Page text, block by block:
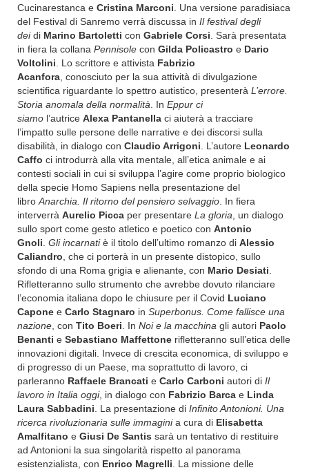
Cucinarestanca e Cristina Marconi . Una versione paradisiaca
del Festival di Sanremo verrà discussa in Il festival degli
deidi Marino Bartoletti con Gabriele Corsi . Sarà presentata
in fiera la collana Pennisole con Gilda Policastro e Dario
Voltolini
Lo scrittore e attivista Fabrizio
Acanfora conosciuto per la sua attività di divulgazione
scientifica riguardante lo spettro autistico, presenterà L’errore.
Storia anomala della normalità . In Eppur ci
siamo l’autrice Alexa Pantanella ci aiuterà a tracciare
l’impatto sulle persone delle narrative e dei discorsi sulla
disabilità, in dialogo con Claudio Arrigoni . L’autore Leonardo
Caffo ci introdurrà alla vita mentale, all’etica animale e ai
contesti sociali in cui si sviluppa l’agire come proprio biologico
della specie Homo Sapiens nella presentazione del
libro Anarchia. Il ritorno del pensiero selvaggio . In fiera
interverrà Aurelio Picca per presentare La gloria , un dialogo
sullo sport come gesto atletico e poetico con Antonio
Gnoli Gli incarnatiè il titolo dell’ultimo romanzo di Alessio
Caliandro , che ci porterà in un presente distopico, sullo
sfondo di una Roma grigia e alienante, con Mario Desiati
Rifletteranno sullo strumento che avrebbe dovuto rilanciare
l’economia italiana dopo le chiusure per il Covid Luciano
Capone e Carlo Stagnaro in Superbonus. Come fallisce una
nazione , con Tito Boeri . In Noi e la macchina gli autori Paolo
Benanti e Sebastiano Maffettone rifletteranno sull’etica delle
innovazioni digitali. Invece di crescita economica, di sviluppo e
di progresso di un Paese, ma soprattutto di lavoro, ci
parleranno Raffaele Brancati e Carlo Carboni autori di Il
lavoro in Italia oggi, in dialogo con Fabrizio Barca e Linda
Laura Sabbadini . La presentazione di Infinito Antonioni. Una
ricerca rivoluzionaria sulle immaginia cura di Elisabetta
Amalfitano e Giusi De Santis sarà un tentativo di restituire
ad Antonioni la sua singolarità rispetto al panorama
esistenzialista, con Enrico Magrelli . La missione delle